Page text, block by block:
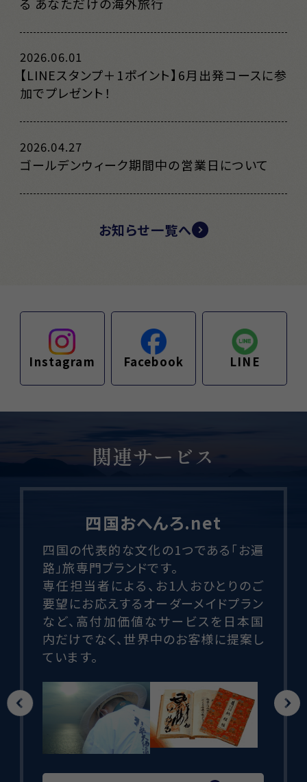
2026.06.01
【LINEスタンプ＋1ポイント】6月出発コースに参
加でプレゼント！
2026.04.27
ゴールデンウィーク期間中の営業日について
お知らせ一覧へ
Instagram Facebook LINE
関連サービス
笑夢旅
四国で初となる介護資格と添乗資格を
併せ持つ介護添乗員が同行介助する介
護旅行を開始しました。
外出の機会が制限された要介護の方に
再び旅の喜びを味わってもらうお手伝
いをします。
笑夢旅